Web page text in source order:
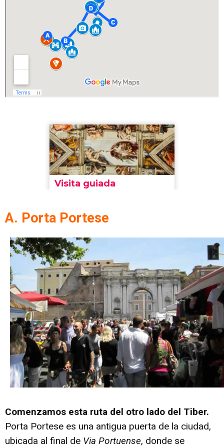
A. Porta Portese
Comenzamos esta ruta del otro lado del Tiber.
Porta Portese es una antigua puerta de la ciudad,
ubicada al final de Via Portuense, donde se